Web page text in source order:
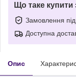
Що таке
Замовлення
Доступна
Опис